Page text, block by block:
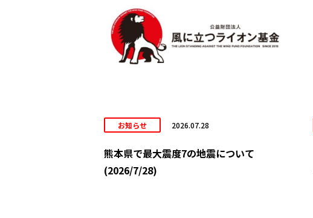
お知らせ 2026.07.28
熊本県で最大震度7の地震について
(2026/7/28)